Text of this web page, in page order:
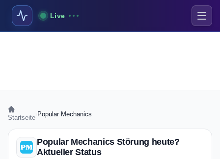
Live
Startseite Popular Mechanics
Popular Mechanics Störung heute?
Aktueller Status